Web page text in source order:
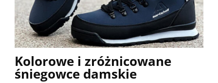
Kolorowe i zróżnicowane
śniegowce damskie